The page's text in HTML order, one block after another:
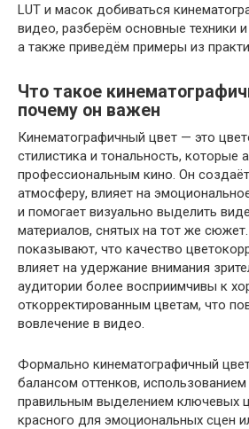
LUT и масок добиваться
видео, разберём основные техники
а также приведём примеры из
Что такое
почему он важен
Кинематографичный цвет — это
стилистика и тональность, которые
профессиональным кино. Он
атмосферу, влияет на
и помогает визуально выделить
материалов, снятых на тот же
показывают, что качество
влияет на удержание внимания
аудитории более восприимчивы к
откорректированным цветам, что
вовлечение в видео.
Формально кинематографичный цвет
балансом оттенков, использованием
правильным выделением ключевых
красного для эмоциональных сцен